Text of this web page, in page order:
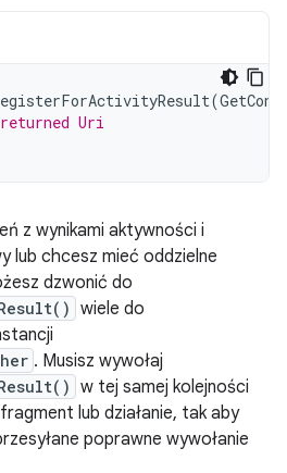
(
Uri
z wynikami aktywności i
lub chcesz mieć oddzielne
dzwonić do
wiele do
. Musisz wywołaj
w tej samej kolejności
lub działanie, tak aby
poprawne wywołanie